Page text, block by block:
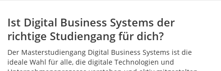
Ist Digital Business Systems der
richtige Studiengang für dich?
Der Masterstudiengang Digital Business Systems ist die
ideale Wahl für alle, die digitale Technologien und